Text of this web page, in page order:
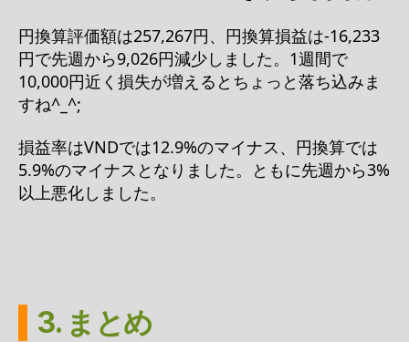
円換算評価額は257,267円、円換算損益は-16,233
円で先週から9,026円減少しました。1週間で
10,000円近く損失が増えるとちょっと落ち込みま
すね^_^;
損益率はVNDでは12.9%のマイナス、円換算では
5.9%のマイナスとなりました。ともに先週から3%
以上悪化しました。
3. まとめ